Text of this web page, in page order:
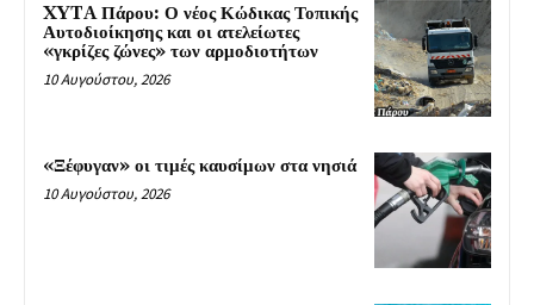
XYTA Πάρου: Ο νέος Κώδικας Τοπικής
Αυτοδιοίκησης και οι ατελείωτες
«γκρίζες ζώνες» των αρμοδιοτήτων
10 Αυγούστου, 2026
«Ξέφυγαν» οι τιμές καυσίμων στα νησιά
10 Αυγούστου, 2026